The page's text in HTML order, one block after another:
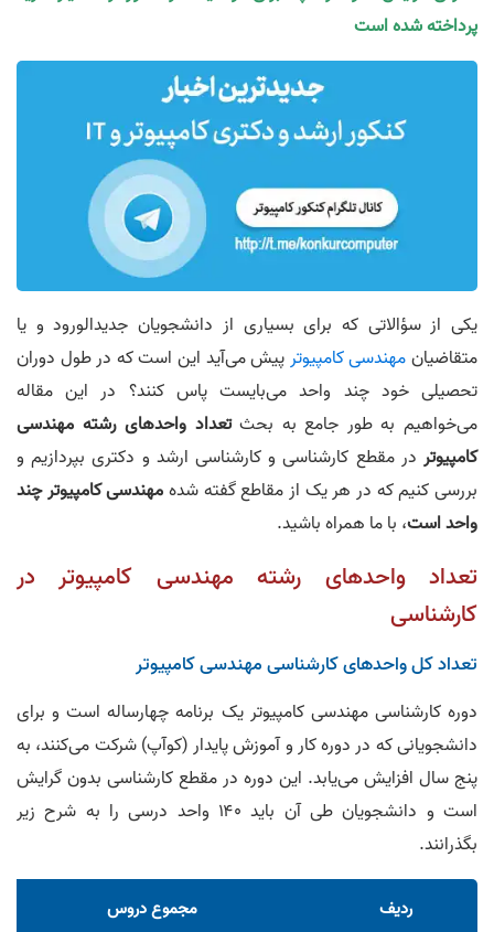
پرداخته شده است
یکی از سؤالاتی که برای بسیاری از دانشجویان جدیدالورود و یا
متقاضیانمهندسی کامپیوترپیش می‌آید این است که در طول دوران
تحصیلی خود چند واحد می‌بایست پاس کنند؟ در این مقاله
می‌خواهیم به طور جامع به بحثتعداد واحد‌های رشته مهندسی
کامپیوتر در مقطع کارشناسی و کارشناسی ارشد و دکتری بپردازیم و
بررسی کنیم که در هر یک از مقاطع گفته شدهمهندسی کامپیوتر چند
واحد است، با ما همراه باشید.
تعداد واحد‌های رشته مهندسی کامپیوتر در
کارشناسی
تعداد کل واحدهای کارشناسی مهندسی کامپیوتر
دوره‌ کارشناسی مهندسی کامپیوتر یک برنامه‌ چهار‌ساله است و برای
دانشجویانی که در دوره‌ کار و آموزش پایدار (کوآپ) شرکت می‌کنند، به
پنج سال افزایش می‌یابد. این دوره در مقطع کارشناسی بدون گرایش
است و دانشجویان طی آن باید ۱۴۰ واحد درسی را به شرح زیر
بگذرانند.
ردیف
مجموع دروس